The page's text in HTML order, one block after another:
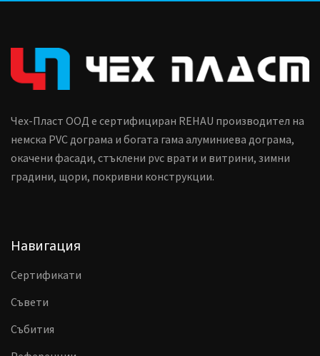
Чех-Пласт ООД е сертифициран REHAU производител на
немска PVC дограма и богата гама алуминиева дограма,
окачени фасади, стъклени pvc врати и витрини, зимни
градини, щори, покривни конструкции.
Навигация
Сертификати
Съвети
Събития